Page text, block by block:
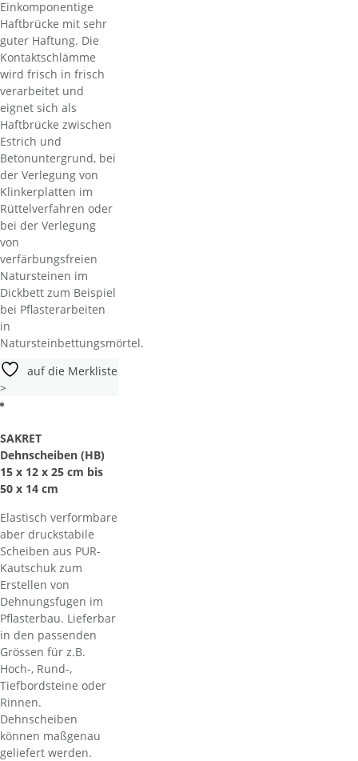
Einkomponentige
Haftbrücke mit sehr
guter Haftung. Die
Kontaktschlämme
wird frisch in frisch
verarbeitet und
eignet sich als
Haftbrücke zwischen
Estrich und
Betonuntergrund, bei
der Verlegung von
Klinkerplatten im
Rüttelverfahren oder
bei der Verlegung
von
verfärbungsfreien
Natursteinen im
Dickbett zum Beispiel
bei Pflasterarbeiten
in
Natursteinbettungsmörtel.
auf die Merkliste
>
SAKRET
Dehnscheiben (HB)
15 x 12 x 25 cm bis
50 x 14 cm
Elastisch verformbare
aber druckstabile
Scheiben aus PUR-
Kautschuk zum
Erstellen von
Dehnungsfugen im
Pflasterbau. Lieferbar
in den passenden
Grössen für z.B.
Hoch-, Rund-,
Tiefbordsteine oder
Rinnen.
Dehnscheiben
können maßgenau
geliefert werden.